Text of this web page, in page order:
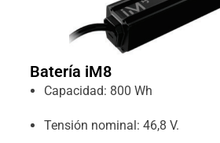
Batería iM8
Capacidad: 800 Wh
Tensión nominal: 46,8 V.